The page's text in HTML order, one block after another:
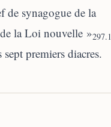
de synagogue de la
la Loi nouvelle »297.1
premiers diacres.